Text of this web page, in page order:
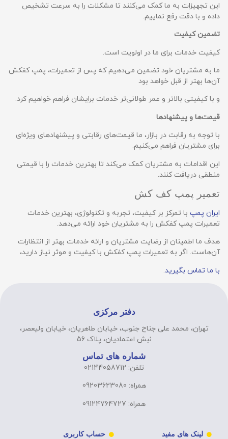
این تجهیزات به ما کمک می‌کنند تا مشکلات را به سرعت تشخیص
داده و با دقت رفع نماییم.
تضمین کیفیت
کیفیت خدمات برای ما در اولویت است.
ما به مشتریان خود تضمین می‌دهیم که پس از تعمیرات، پمپ کفکش
آن‌ها بهتر از قبل خواهد بود
و با کیفیتی بالاتر و عمر طولانی‌تر خدمات برایشان فراهم خواهیم کرد.
قیمت‌ها و پیشنهادها
با توجه به رقابت در بازار، ما قیمت‌های رقابتی و پیشنهادهای ویژه‌ای
برای مشتریان فراهم می‌کنیم.
این اقدامات به مشتریان کمک می‌کند تا بهترین خدمات را با قیمتی
منطقی دریافت کنند.
تعمیر پمپ کف کش
ایران پمپ با تمرکز بر کیفیت، تجربه و تکنولوژی، بهترین خدمات
تعمیرات پمپ کفکش را به مشتریان خود ارائه می‌دهد.
هدف ما اطمینان از رضایت مشتریان و ارائه خدمات بهتر از انتظارات
آن‌هاست. اگر به تعمیرات پمپ کفکش با کیفیت و موثر نیاز دارید،
با ما تماس بگیرید.
دفتر مرکزی
تهران، محمد علی جناح جنوب، خیابان طاهریان، خیابان ولیعصر،
نبش اعتمادیان، پلاک 56
شماره های تماس
تلفن: 02144058712
همراه: 09203623080
همراه: 09124764727
لینک های مفید حساب کاربری